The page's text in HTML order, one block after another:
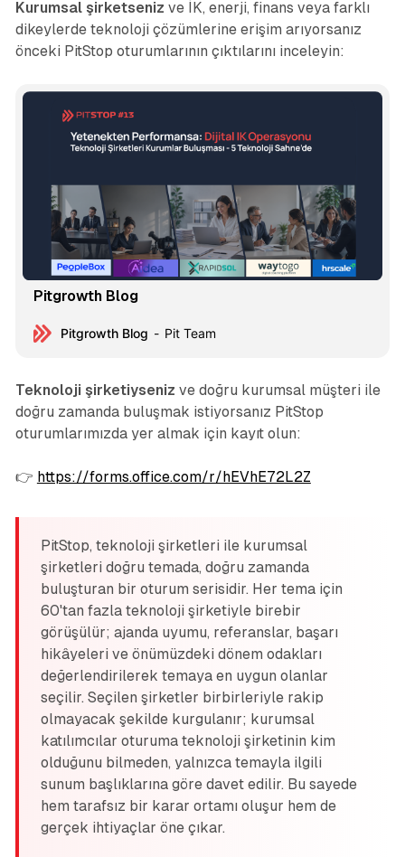
Kurumsal şirketseniz ve İK, enerji, finans veya farklı
dikeylerde teknoloji çözümlerine erişim arıyorsanız
önceki PitStop oturumlarının çıktılarını inceleyin:
Pitgrowth Blog
Pitgrowth Blog Pit Team
Teknoloji şirketiyseniz ve doğru kurumsal müşteri ile
doğru zamanda buluşmak istiyorsanız PitStop
oturumlarımızda yer almak için kayıt olun:
👉 https://forms.office.com/r/hEVhE72L2Z
PitStop, teknoloji şirketleri ile kurumsal
şirketleri doğru temada, doğru zamanda
buluşturan bir oturum serisidir. Her tema için
60'tan fazla teknoloji şirketiyle birebir
görüşülür; ajanda uyumu, referanslar, başarı
hikâyeleri ve önümüzdeki dönem odakları
değerlendirilerek temaya en uygun olanlar
seçilir. Seçilen şirketler birbirleriyle rakip
olmayacak şekilde kurgulanır; kurumsal
katılımcılar oturuma teknoloji şirketinin kim
olduğunu bilmeden, yalnızca temayla ilgili
sunum başlıklarına göre davet edilir. Bu sayede
hem tarafsız bir karar ortamı oluşur hem de
gerçek ihtiyaçlar öne çıkar.